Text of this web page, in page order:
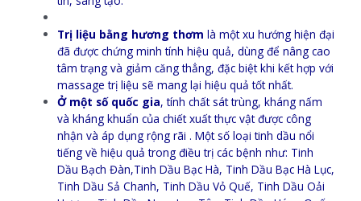
Trị liệu bằng hương thơm là một xu hướng hiện đại
đã được chứng minh tính hiệu quả, dùng để nâng cao
tâm trạng và giảm căng thẳng, đặc biệt khi kết hợp với
massage trị liệu sẽ mang lại hiệu quả tốt nhất.
Ở một số quốc gia, tính chất sát trùng, kháng nấm
và kháng khuẩn của chiết xuất thực vật được công
nhận và áp dụng rộng rãi . Một số loại tinh dầu nổi
tiếng về hiệu quả trong điều trị các bệnh như: Tinh
Dầu Bạch Đàn,Tinh Dầu Bạc Hà, Tinh Dầu Bạc Hà Lục,
Tinh Dầu Sả Chanh, Tinh Dầu Vỏ Quế, Tinh Dầu Oải